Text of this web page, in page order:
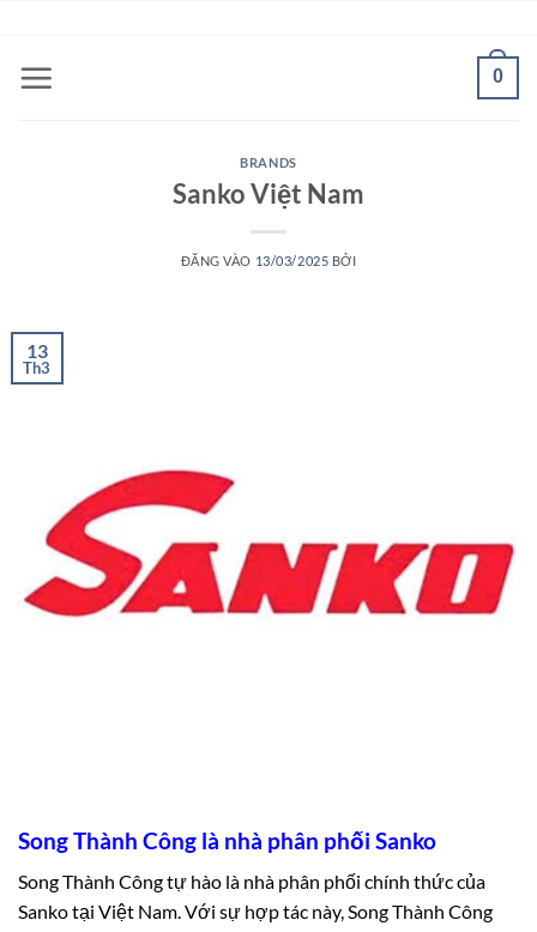
nội
0
BRANDS
Sanko Việt Nam
ĐĂNG VÀO 13/03/2025 BỞI
13
Th3
Song Thành Công là nhà phân phối Sanko
Song Thành Công tự hào là nhà phân phối chính thức của
Sanko tại Việt Nam. Với sự hợp tác này, Song Thành Công